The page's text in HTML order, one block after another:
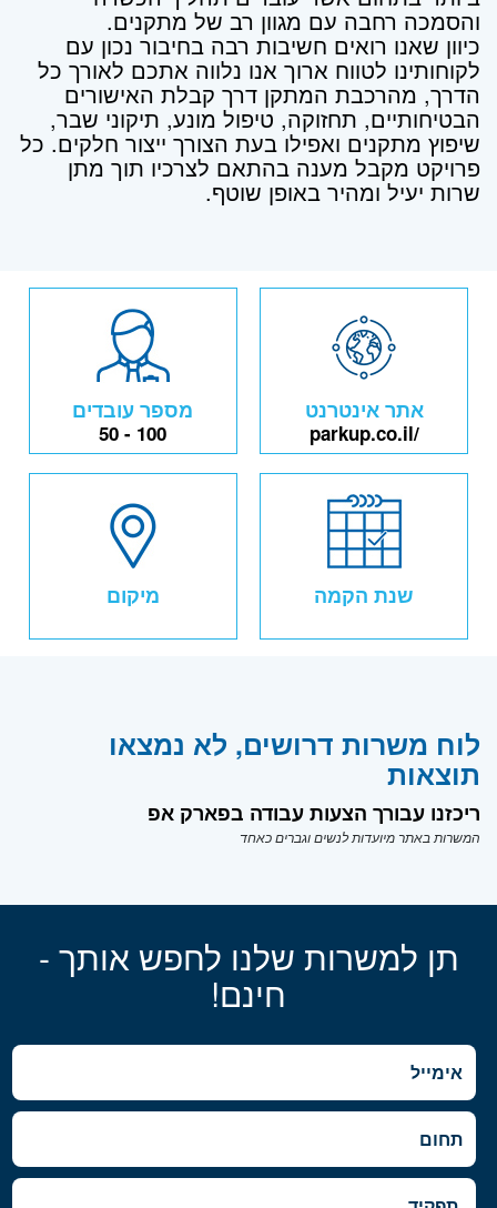
והסמכה רחבה עם מגוון רב של מתקנים.
כיוון שאנו רואים חשיבות רבה בחיבור נכון עם
לקוחותינו לטווח ארוך אנו נלווה אתכם לאורך כל
הדרך, מהרכבת המתקן דרך קבלת האישורים
הבטיחותיים, תחזוקה, טיפול מונע, תיקוני שבר,
שיפוץ מתקנים ואפילו בעת הצורך ייצור חלקים. כל
פרויקט מקבל מענה בהתאם לצרכיו תוך מתן
שרות יעיל ומהיר באופן שוטף.
אתר אינטרנט
parkup.co.il/
מספר עובדים
50 - 100
שנת הקמה מיקום
לוח משרות דרושים, לא נמצאו
תוצאות
ריכזנו עבורך הצעות עבודה בפארק אפ
המשרות באתר מיועדות לנשים וגברים כאחד
תן למשרות שלנו לחפש אותך -
חינם!